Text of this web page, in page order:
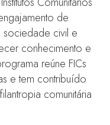
de
civil e
conhecimento e
reúne FICs
e tem contribuído
comunitária